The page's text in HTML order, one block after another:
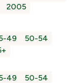
2005
49
50-54
49
50-54